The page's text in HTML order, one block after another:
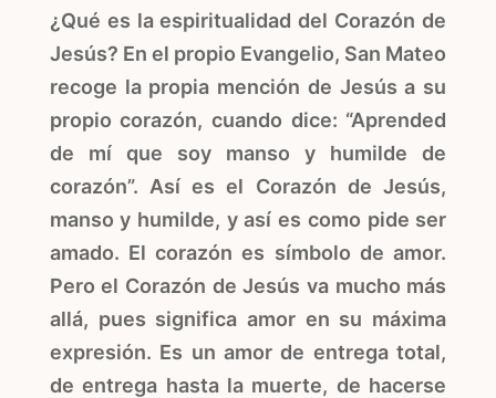
¿Qué es la espiritualidad del Corazón de
Jesús? En el propio Evangelio, San Mateo
recoge la propia mención de Jesús a su
propio corazón, cuando dice: “Aprended
de mí que soy manso y humilde de
corazón”. Así es el Corazón de Jesús,
manso y humilde, y así es como pide ser
amado. El corazón es símbolo de amor.
Pero el Corazón de Jesús va mucho más
allá, pues significa amor en su máxima
expresión. Es un amor de entrega total,
de entrega hasta la muerte, de hacerse